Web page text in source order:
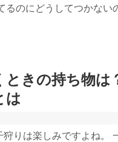
るのにどうしてつかない
きの持ち物は
は
りは楽しみですよね。